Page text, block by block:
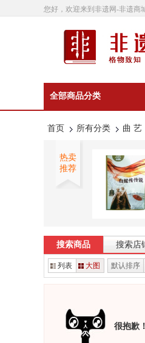
您好，欢迎来到非遗网-非遗商
全部商品分类
首页 所有分类 曲 艺
热卖
推荐
搜索商品 搜索店
列表 大图 默认排序
很抱歉